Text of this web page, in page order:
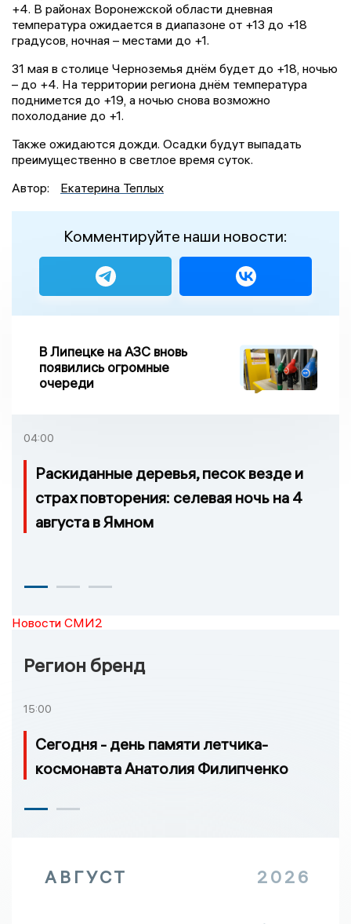
+4. В районах Воронежской области дневная
температура ожидается в диапазоне от +13 до +18
градусов, ночная – местами до +1.
31 мая в столице Черноземья днём будет до +18, ночью
– до +4. На территории региона днём температура
поднимется до +19, а ночью снова возможно
похолодание до +1.
Также ожидаются дожди. Осадки будут выпадать
преимущественно в светлое время суток.
Автор:
Екатерина Теплых
Комментируйте наши новости:
В Липецке на АЗС вновь
появились огромные
очереди
04:00
Раскиданные деревья, песок везде и
страх повторения: селевая ночь на 4
августа в Ямном
Новости СМИ2
Регион бренд
15:00
Сегодня - день памяти летчика-
космонавта Анатолия Филипченко
АВГУСТ 2026